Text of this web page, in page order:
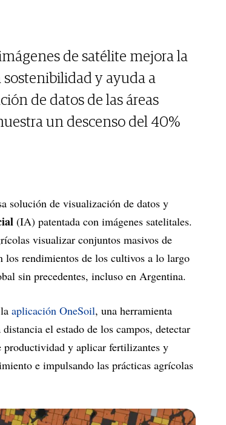
de satélite mejora la
y ayuda a
de datos de las áreas
un descenso del 40%
solución de visualización de datos y
(IA) patentada con imágenes satelitales.
visualizar conjuntos masivos de
los rendimientos de los cultivos a lo largo
sin precedentes, incluso en Argentina.
aplicación OneSoil, una herramienta
el estado de los campos, detectar
productividad y aplicar fertilizantes y
e impulsando las prácticas agrícolas